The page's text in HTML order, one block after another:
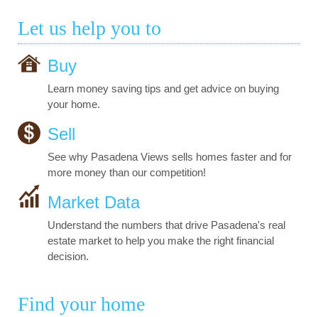
Let us help you to
Buy
Learn money saving tips and get advice on buying
your home.
Sell
See why Pasadena Views sells homes faster and for
more money than our competition!
Market Data
Understand the numbers that drive Pasadena's real
estate market to help you make the right financial
decision.
Find your home